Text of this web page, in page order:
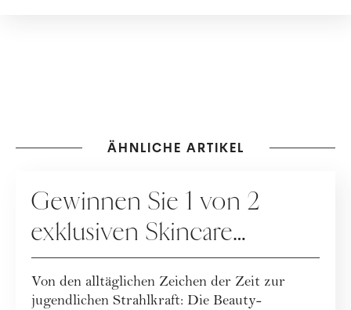
ÄHNLICHE ARTIKEL
Gewinnen Sie 1 von 2
exklusiven Skincare
Packages der
BEAUTYMANUFACTUR!
Von den alltäglichen Zeichen der Zeit zur
jugendlichen Strahlkraft: Die Beauty-